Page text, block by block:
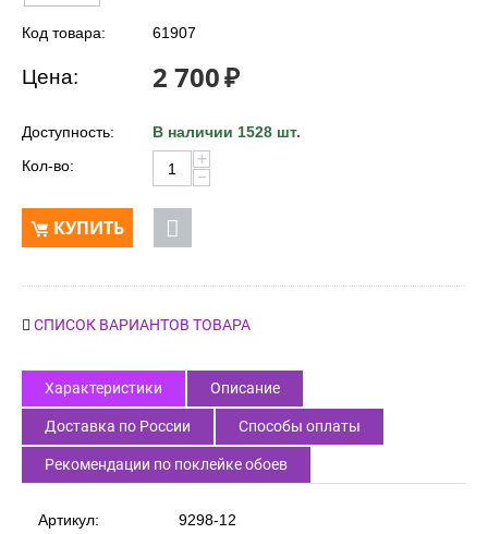
Код товара: 61907
Цена: 2 700₽
Доступность:
В наличии 1528 шт.
Кол-во:
+
−
КУПИТЬ
СПИСОК ВАРИАНТОВ ТОВАРА
Характеристики Описание
Доставка по России Способы оплаты
Рекомендации по поклейке обоев
Артикул: 9298-12